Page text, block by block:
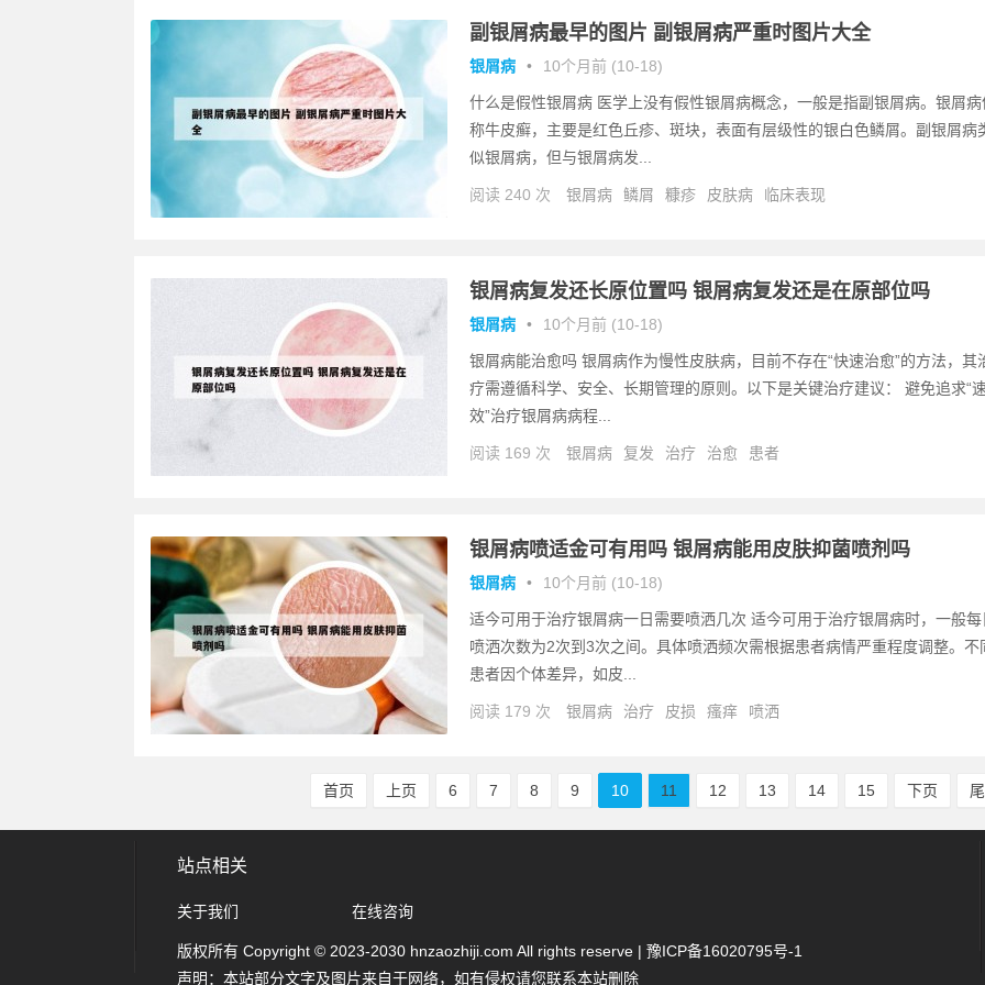
副银屑病最早的图片 副银屑病严重时图片大全
银屑病 • 10个月前 (10-18)
什么是假性银屑病 医学上没有假性银屑病概念，一般是指副银屑病。银屑病
称牛皮癣，主要是红色丘疹、斑块，表面有层级性的银白色鳞屑。副银屑病
似银屑病，但与银屑病发...
阅读 240 次 银屑病 鳞屑 糠疹 皮肤病 临床表现
银屑病复发还长原位置吗 银屑病复发还是在原部位吗
银屑病 • 10个月前 (10-18)
银屑病能治愈吗 银屑病作为慢性皮肤病，目前不存在“快速治愈”的方法，其
疗需遵循科学、安全、长期管理的原则。以下是关键治疗建议： 避免追求“
效”治疗银屑病病程...
阅读 169 次 银屑病 复发 治疗 治愈 患者
银屑病喷适金可有用吗 银屑病能用皮肤抑菌喷剂吗
银屑病 • 10个月前 (10-18)
适今可用于治疗银屑病一日需要喷洒几次 适今可用于治疗银屑病时，一般每
喷洒次数为2次到3次之间。具体喷洒频次需根据患者病情严重程度调整。不
患者因个体差异，如皮...
阅读 179 次 银屑病 治疗 皮损 瘙痒 喷洒
首页 上页 6 7 8 9 10 11 12 13 14 15 下页
站点相关
关于我们 在线咨询
版权所有 Copyright © 2023-2030 hnzaozhiji.com All rights reserve | 豫ICP备16020795号-1
声明：本站部分文字及图片来自于网络，如有侵权请您联系本站删除